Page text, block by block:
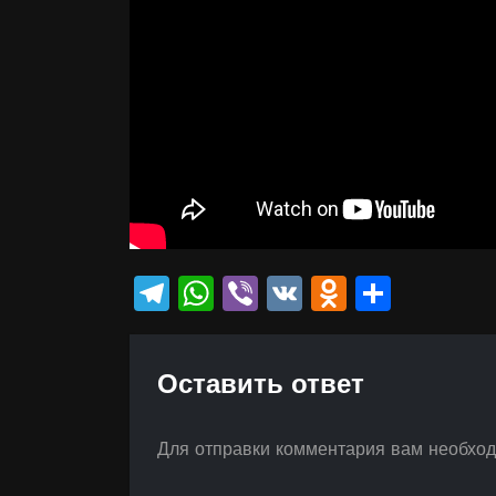
Telegram
WhatsApp
Viber
VK
Оставить ответ
Для отправки комментария вам